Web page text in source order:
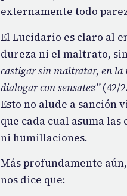
externamente todo
El Lucidario es claro al
dureza ni el maltrato,
castigar sin maltratar, en la
dialogar con sensatez”(42/
Esto no alude a
que cada cual asuma
ni humillaciones.
Más profundamente
nos dice que: